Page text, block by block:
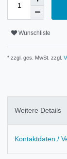
Wunschliste
* zzgl. ges. MwSt. zzgl.
Weitere Details
Kontaktdaten /